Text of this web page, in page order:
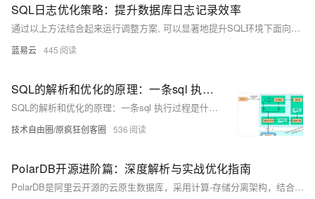
SQL日志优化策略：提升数据库日志记录效率
通过以上方法结合起来运行调整方案, 可以显著地提升SQL环境下面向各种搜索引擎服务平台所需要满足标准条件下之数据库登记作业流程综合表现; 同时还能确保系统稳健运行并满越用户体验预期目标.
蓝易云 445
SQL的解析和优化的原理：一条sql 执行过程是什么？
SQL的解析和优化的原理：一条sql 执行过程是什么？
技术自由圈/原疯狂创客圈 536
PolarDB开源进阶篇：深度解析与实战优化指南
PolarDB是阿里云开源的云原生数据库，采用计算-存储分离架构，结合高性能共享存储与Parallel Raft多副本一致性协议，实现微秒级延迟和卓越性能。本文深入解析其架构设计，涵盖智能调度层、性能优化技巧（如查询优化器调优和分布式事务提升）、高可用与容灾配置、扩展功能开发指南以及监控运维体系。同时，通过电商平台优化案例展示实际应用效果，并展望未来演进方向，包括AI结合、多模数据库支持及Serverless架构发展。作为云原生数据库代表，PolarDB为开发者提供了强大支持和广阔前景。